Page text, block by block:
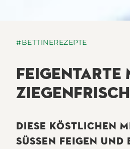
#BETTINEREZEPTE
FEIGENTARTE
DIESE KÖSTLICHEN
SÜSSEN FEIGEN UND